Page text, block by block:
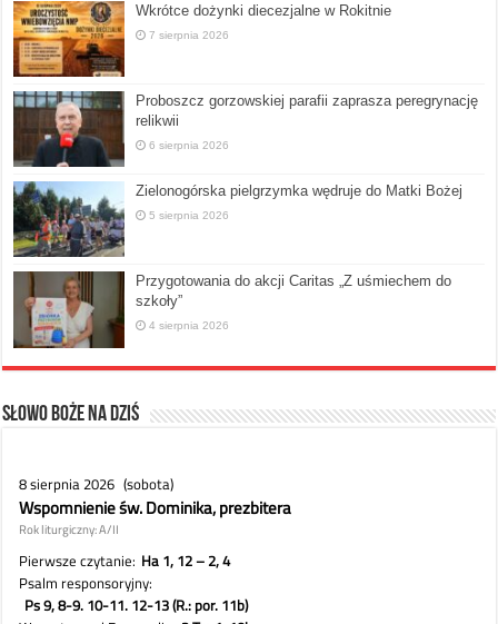
Wkrótce dożynki diecezjalne w Rokitnie
7 sierpnia 2026
Proboszcz gorzowskiej parafii zaprasza peregrynację
relikwii
6 sierpnia 2026
Zielonogórska pielgrzymka wędruje do Matki Bożej
5 sierpnia 2026
Przygotowania do akcji Caritas „Z uśmiechem do
szkoły”
4 sierpnia 2026
Słowo Boże na dziś